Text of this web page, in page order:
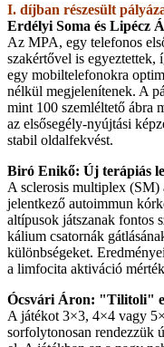
I. díjban részesült
Erdélyi Soma és Lipécz
Az MPA, egy telefonos
szakértővel is
egy mobiltelefonokra
nélkül megjelenítenek. A
mint 100 szemléltető ábra
az elsősegély-nyújtási
stabil oldalfekvést.
Biró Enikő: Új terápiás
A sclerosis multiplex (SM)
jelentkező autoimmun
altípusok játszanak fontos
kálium csatornák
különbségeket.
a limfocita aktiváció
Ócsvári Áron: "Tilitoli"
A játékot 3×3, 4×4 vagy
sorfolytonosan rendezzük